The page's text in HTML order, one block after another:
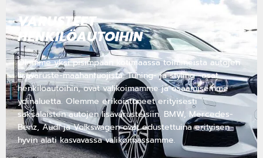
VARUSTEET
HENKILÖAUTOIHIN
Olemme yksi pisimpään kotimaassa toimineista autojen
lisävaruste-maahantuojista. Tuning- ja styling -osat
henkilöautoihin, ovat valikoimamme ja osaamisemme
ydinaluetta. Olemme erikoistuneet erityisesti
saksalaisten autojen lisävarusteisiin. BMW, Mercedes-
Benz, Audi ja Volkswagen ovat edustettuina erityisen
hyvin alati kasvavassa valikoimassamme.